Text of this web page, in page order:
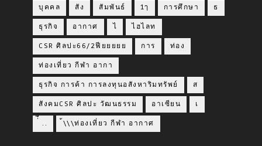
บุคคล สัง สัมพันธ์ 1ๅ การศึกษา ธ
ธุรกิจ อากาศ ไ ไฮไลท
CSR ศิลปะ66/2ฟียยยยย การ ท่อง
ท่องเที่ยว กีฬา อากา
ธุรกิจ การค้า การลงทุนอสังหาริมทรัพย์ ส
สังคมCSR ศิลปะ วัฒนธรรม อาเซียน เ
่่ื​ .. ้\\\ท่องเที่ยว กีฬา อากาศ